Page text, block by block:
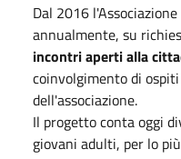
Dal 2016 l'Associazione
annualmente, su
incontri aperti alla
coinvolgimento di
dell'associazione.
Il progetto conta oggi
giovani adulti, per lo